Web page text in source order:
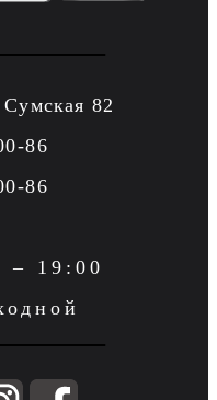
82
86
86
– 19:00